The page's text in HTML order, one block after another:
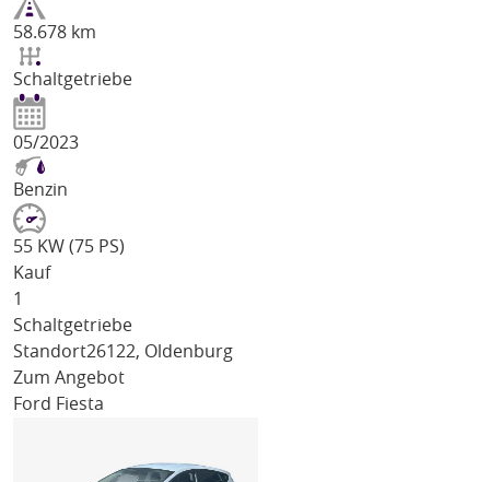
58.678 km
Schaltgetriebe
05/2023
Benzin
55 KW (75 PS)
Kauf
1
Schaltgetriebe
Standort26122, Oldenburg
Zum Angebot
Ford Fiesta